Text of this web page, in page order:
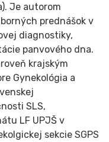
Je autorom
prednášok v
diagnostiky,
panvového dna.
krajským
Gynekológia a
SLS,
LF UPJŠ v
sekcie SGPS